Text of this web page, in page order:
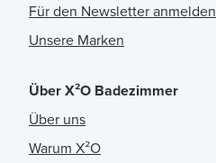
Für den Newsletter anmelden
Unsere Marken
Über X²O Badezimmer
Über uns
Warum X²O